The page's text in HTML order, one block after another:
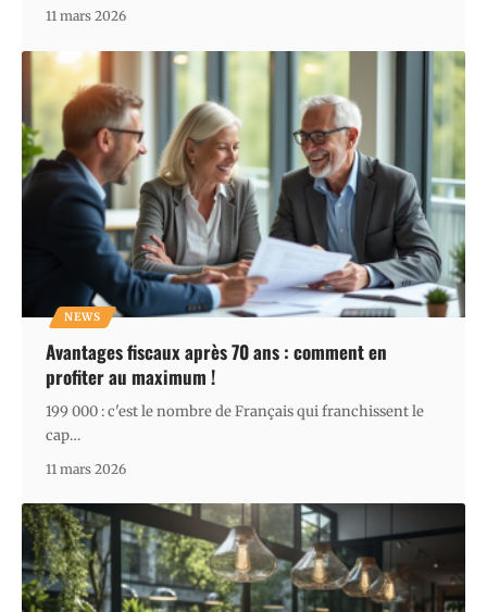
11 mars 2026
NEWS
Avantages fiscaux après 70 ans : comment en
profiter au maximum !
199 000 : c'est le nombre de Français qui franchissent le
cap…
11 mars 2026